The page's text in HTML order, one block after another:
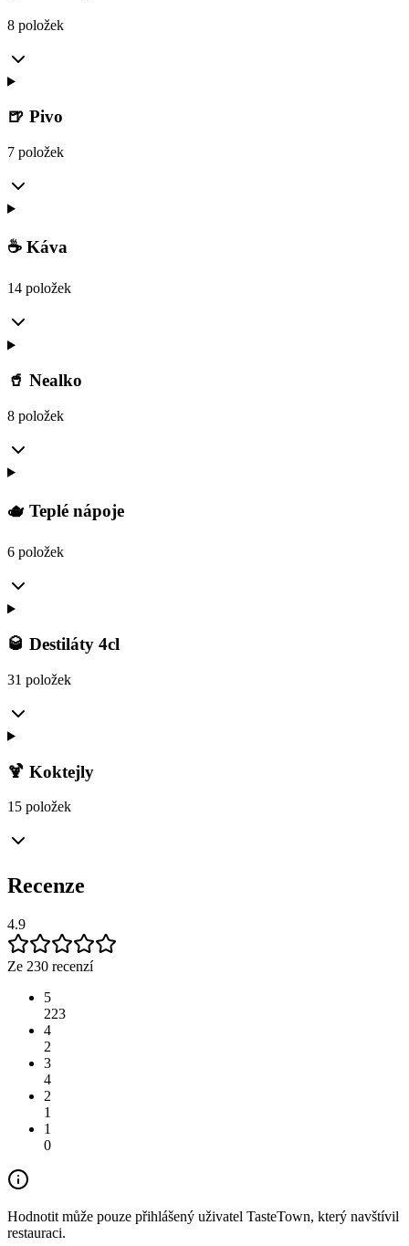
8 položek
🍺 Pivo
7 položek
☕ Káva
14 položek
🥤 Nealko
8 položek
🫖 Teplé nápoje
6 položek
🥃 Destiláty 4cl
31 položek
🍹 Koktejly
15 položek
Recenze
4.9
Ze 230 recenzí
5
223
4
2
3
4
2
1
1
0
Hodnotit může pouze přihlášený uživatel TasteTown, který navštívil
restauraci.